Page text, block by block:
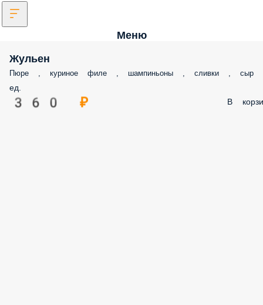
Меню
Жульен
Пюре , куриное филе , шампиньоны , сливки , сыр
ед.
360 ₽ В